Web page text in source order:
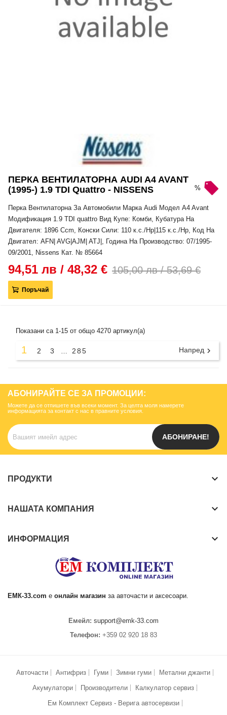
ПЕРКА ВЕНТИЛАТОРНА AUDI A4 AVANT
(1995-) 1.9 TDI Quattro - NISSENS
Перка Вентилаторна За Автомобили Марка Audi Модел A4 Avant
Модификация 1.9 TDI quattro Вид Купе: Комби, Кубатура На
Двигателя: 1896 Ccm, Конски Сили: 110 к.с./Hp|115 к.с./Hp, Код На
Двигател: AFN| AVG|AJM| ATJ|, Година На Производство: 07/1995-
09/2001, Nissens Кат. № 85664
94,51 лв / 48,32 € 105,00 лв / 53,69 €
%
Поръчай
Показани са 1-15 от общо 4270 артикул(а)
1 2 3 … 285 Напред 
АБОНИРАЙТЕ СЕ ЗА ПРОМОЦИИ:
Можете да се отпишете във всеки момент. За целта моля намерете
информацията за контакт с нас в правните условия.
АБОНИРАНЕ!
ПРОДУКТИ keyboard_arrow_down
НАШАТА КОМПАНИЯ keyboard_arrow_down
ИНФОРМАЦИЯ keyboard_arrow_down
ЕМК-33.com е онлайн магазин за авточасти и аксесоари.
Емейл: support@emk-33.com
Телефон: +359 02 920 18 83
Авточасти Антифриз Гуми Зимни гуми
Метални джанти
Акумулатори
Производители
Калкулатор сервиз
Ем Комплект Сервиз - Верига автосервизи